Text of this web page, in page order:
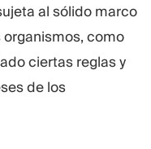
al sólido marco
como
ciertas reglas y
de los